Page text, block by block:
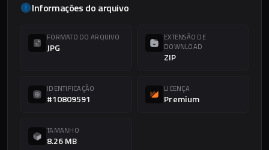
Informações do arquivo
FORMATO DO ARQUIVO
JPG
EXTENSÃO DE
DOWNLOAD
ZIP
IDENTIFICAÇÃO
#10809591
LICENÇA
Premium
TAMANHO
8.26 MB